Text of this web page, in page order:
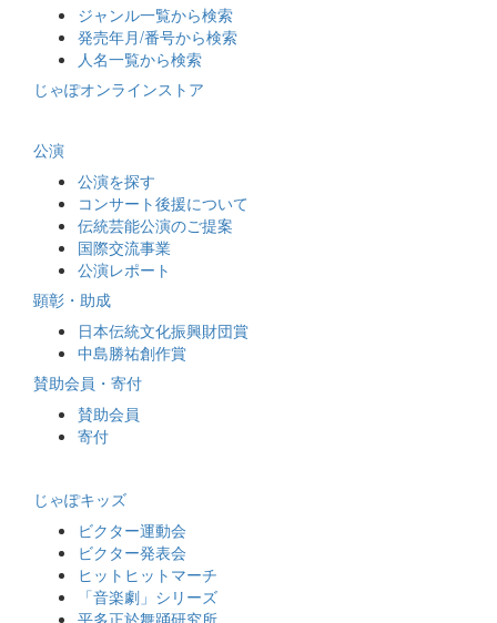
ジャンル一覧から検索
発売年月/番号から検索
人名一覧から検索
じゃぽオンラインストア
公演
公演を探す
コンサート後援について
伝統芸能公演のご提案
国際交流事業
公演レポート
顕彰・助成
日本伝統文化振興財団賞
中島勝祐創作賞
賛助会員・寄付
賛助会員
寄付
じゃぽキッズ
ビクター運動会
ビクター発表会
ヒットヒットマーチ
「音楽劇」シリーズ